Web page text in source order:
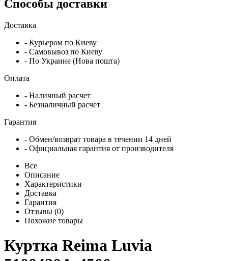
Способы доставки
Доставка
- Курьером по Киеву
- Самовывоз по Киеву
- По Украине (Нова пошта)
Оплата
- Наличный расчет
- Безналичный расчет
Гарантия
- Обмен/возврат товара в течении 14 дней
- Официальная гарантия от производителя
Все
Описание
Характеристики
Доставка
Гарантия
Отзывы (0)
Похожие товары
Куртка Reima Luvia